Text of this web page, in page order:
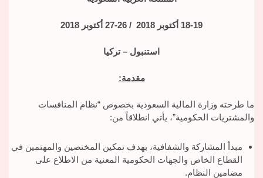
18-19 أكتوبر 2018 / 26-27 أكتوبر 2018
استنبول – تركيا
مقدمة:
ما طرحته وزارة المالية السعودية بخصوص “نظام المنافسات
والمشتريات الحكومية”، يأتي انطلاقاً من:
مبدأ المشاركة والشفافية، بهدف تمكين المختصين والمهتمين في
القطاع الخاص والجهات الحكومية المعنية من الاطلاع على
مضامين النظام.